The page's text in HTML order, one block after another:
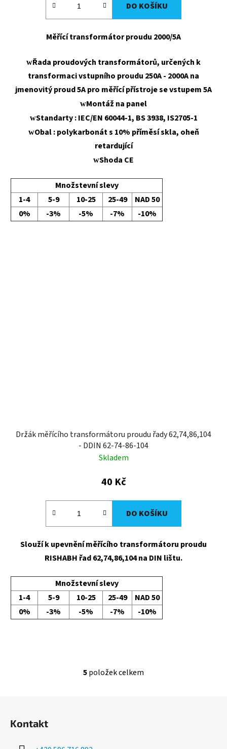
DO KOŠÍKU
Měřící transformátor proudu 2000/5A
wŘada proudových transformátorů, určených k
transformaci vstupního proudu 250A - 2000A na
jmenovitý proud 5A pro měřící přístroje se vstupem 5A
wMontáž na panel
wStandarty : IEC/EN 60044-1, BS 3938, IS2705-1
wObal : polykarbonát s 10% příměsí skla, oheň
retardující
wShoda CE
Množstevní slevy
1-4
5-9 10-25 25-49
NAD 50
0%
-3% -5% -7% -10%
Držák měřícího transformátoru proudu řady 62,74,86,104
- DDIN 62-74-86-104
Skladem
40 Kč
DO KOŠÍKU
Slouží k upevnění měřícího transformátoru proudu
RISHABH řad 62,74,86,104 na DIN lištu.
Množstevní slevy
1-4
5-9 10-25 25-49
NAD 50
0%
-3% -5% -7% -10%
O
5položek celkem
Kontakt